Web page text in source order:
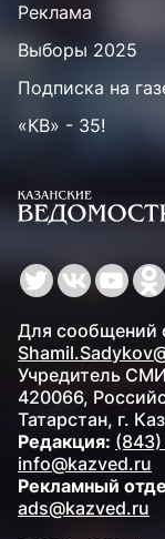
Реклама
Выборы 2025
Подписка на
«КВ» - 35!
Для сообщений
Учредитель
420066,
Татарстан, г.
Редакция:
info@kazved.ru
Рекламный
ads@kazved.ru